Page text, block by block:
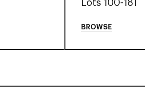
Lots 100-181
BROWSE